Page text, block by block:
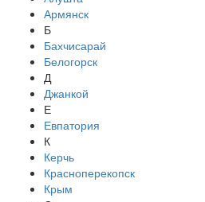
Армянск
Б
Бахчисарай
Белогорск
Д
Джанкой
Е
Евпатория
К
Керчь
Красноперекопск
Крым